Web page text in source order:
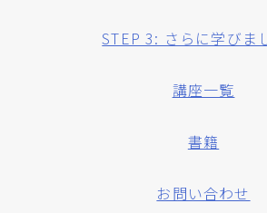
STEP 3: さらに学びま
講座一覧
書籍
お問い合わせ